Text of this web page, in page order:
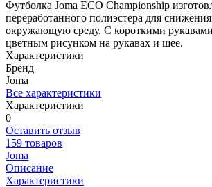
Футболка Joma ECO Championship
переработанного полиэстера для
окружающую среду. С короткими
цветным рисунком на рукавах и шее.
Характеристики
Бренд
Joma
Все характеристики
Характеристики
0
Оставить отзыв
159 товаров
Joma
Описание
Характеристики